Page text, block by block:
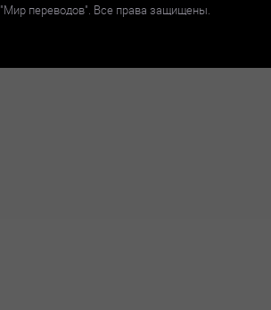
"Мир переводов". Все права защищены.